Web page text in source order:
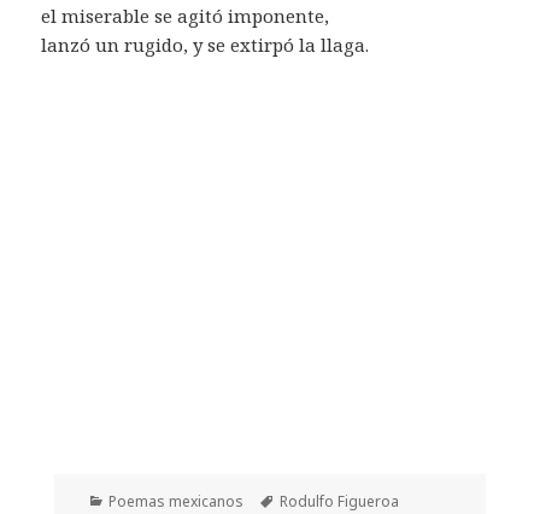
el miserable se agitó imponente,
lanzó un rugido, y se extirpó la llaga.
Categorías
Poemas mexicanos Etiquetas
Rodulfo Figueroa